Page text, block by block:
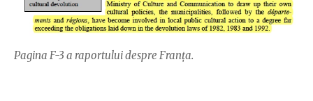
Pagina F-3 a raportului despre Franța.